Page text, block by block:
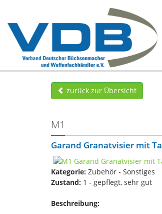
zurück zur Übersicht
M1
Garand Granatvisier mit
Kategorie: Zubehör - Sonstiges
Zustand: 1 - gepflegt, sehr gut
Beschreibung: